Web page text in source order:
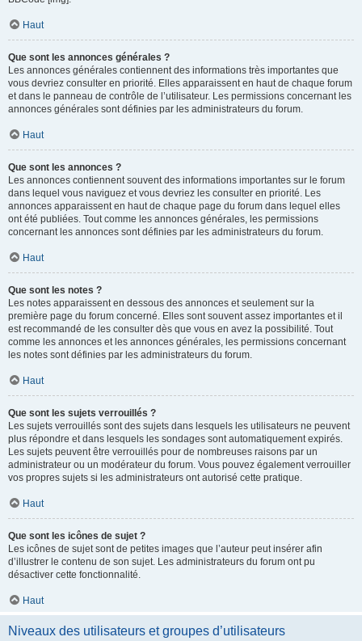
Haut
Que sont les annonces générales ?
Les annonces générales contiennent des informations très importantes que
vous devriez consulter en priorité. Elles apparaissent en haut de chaque forum
et dans le panneau de contrôle de l’utilisateur. Les permissions concernant les
annonces générales sont définies par les administrateurs du forum.
Haut
Que sont les annonces ?
Les annonces contiennent souvent des informations importantes sur le forum
dans lequel vous naviguez et vous devriez les consulter en priorité. Les
annonces apparaissent en haut de chaque page du forum dans lequel elles
ont été publiées. Tout comme les annonces générales, les permissions
concernant les annonces sont définies par les administrateurs du forum.
Haut
Que sont les notes ?
Les notes apparaissent en dessous des annonces et seulement sur la
première page du forum concerné. Elles sont souvent assez importantes et il
est recommandé de les consulter dès que vous en avez la possibilité. Tout
comme les annonces et les annonces générales, les permissions concernant
les notes sont définies par les administrateurs du forum.
Haut
Que sont les sujets verrouillés ?
Les sujets verrouillés sont des sujets dans lesquels les utilisateurs ne peuvent
plus répondre et dans lesquels les sondages sont automatiquement expirés.
Les sujets peuvent être verrouillés pour de nombreuses raisons par un
administrateur ou un modérateur du forum. Vous pouvez également verrouiller
vos propres sujets si les administrateurs ont autorisé cette pratique.
Haut
Que sont les icônes de sujet ?
Les icônes de sujet sont de petites images que l’auteur peut insérer afin
d’illustrer le contenu de son sujet. Les administrateurs du forum ont pu
désactiver cette fonctionnalité.
Haut
Niveaux des utilisateurs et groupes d’utilisateurs